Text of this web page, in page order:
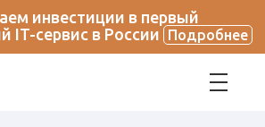
инвестиции в первый
IT-сервис в России
Подробнее